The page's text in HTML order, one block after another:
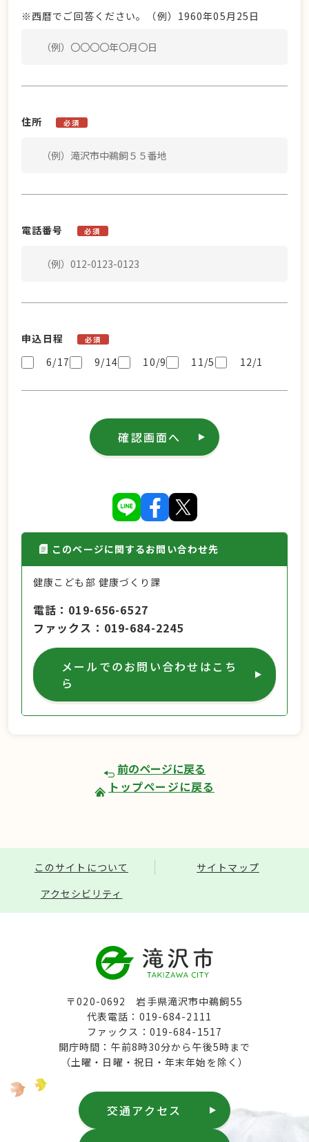
※西暦でご回答ください。（例）1960年05月25日
住所 必須
電話番号 必須
申込日程 必須
6/17 9/14 10/9 11/5 12/1
確認画面へ
このページに関するお問い合わせ先
健康こども部 健康づくり課
電話
019-656-6527
ファックス
019-684-2245
メールでのお問い合わせはこち
ら
前のページに戻る
トップページに戻る
このサイトについて
サイトマップ
アクセシビリティ
〒020-0692 岩手県滝沢市中鵜飼55
代表電話：019-684-2111
ファックス：019-684-1517
開庁時間：午前8時30分から午後5時まで
（土曜・日曜・祝日・年末年始を除く）
交通アクセス